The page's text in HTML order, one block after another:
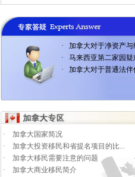
·
加拿大对于净资产与
·
马来西亚第二家园
·
加拿大对于普通法伴
·
加拿大国家简况
·
加拿大投资移民和省提名项目的比...
·
加拿大移民需要注意的问题
·
加拿大商业移民简介